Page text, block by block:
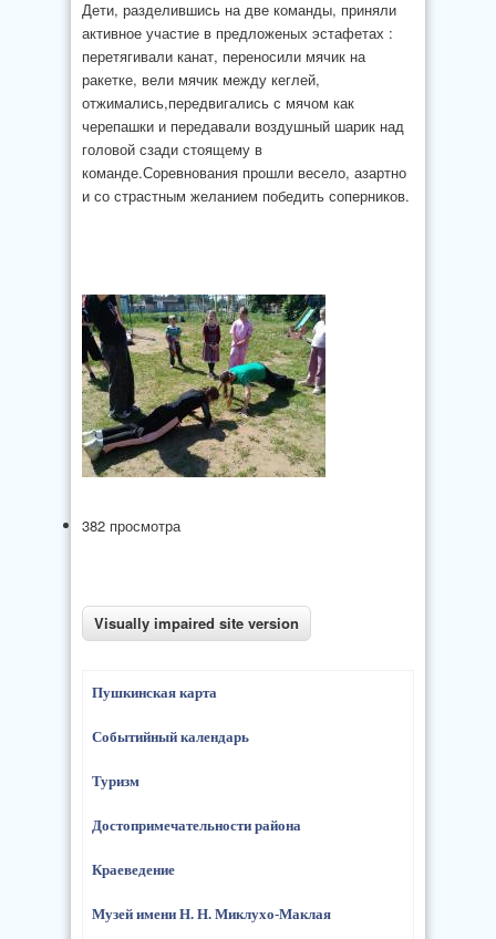
Дети, разделившись на две команды, приняли
активное участие в предложеных эстафетах :
перетягивали канат, переносили мячик на
ракетке, вели мячик между кеглей,
отжимались,передвигались с мячом как
черепашки и передавали воздушный шарик над
головой сзади стоящему в
команде.Соревнования прошли весело, азартно
и со страстным желанием победить соперников.
382 просмотра
Пушкинская карта
Событийный календарь
Туризм
Достопримечательности района
Краеведение
Музей имени Н. Н. Миклухо-Маклая